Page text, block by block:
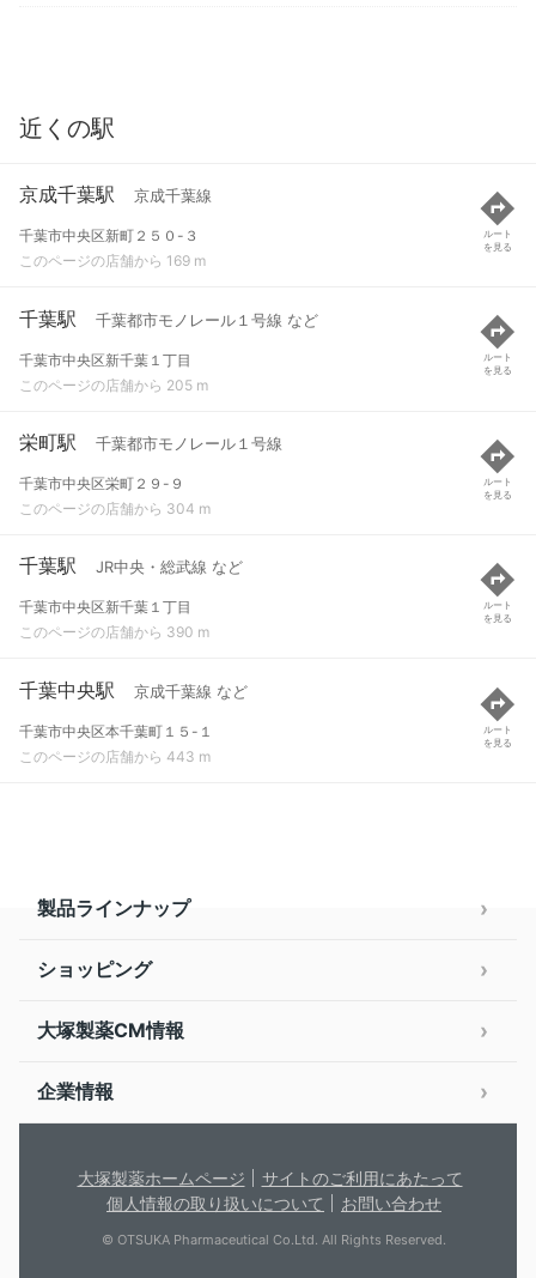
近くの駅
京成千葉駅 京成千葉線
千葉市中央区新町２５０-３
このページの店舗から 169 m
ルート
を見る
千葉駅 千葉都市モノレール１号線 など
千葉市中央区新千葉１丁目
このページの店舗から 205 m
ルート
を見る
栄町駅 千葉都市モノレール１号線
千葉市中央区栄町２９-９
このページの店舗から 304 m
ルート
を見る
千葉駅 JR中央・総武線 など
千葉市中央区新千葉１丁目
このページの店舗から 390 m
ルート
を見る
千葉中央駅 京成千葉線 など
千葉市中央区本千葉町１５-１
このページの店舗から 443 m
ルート
を見る
製品ラインナップ
ショッピング
大塚製薬CM情報
企業情報
大塚製薬ホームページ
サイトのご利用にあたって
個人情報の取り扱いについて
お問い合わせ
© OTSUKA Pharmaceutical Co.Ltd. All Rights Reserved.